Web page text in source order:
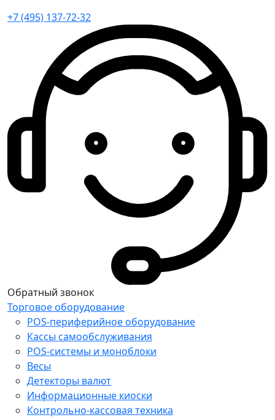
+7 (495) 137-72-32
Обратный звонок
Торговое оборудование
POS-периферийное оборудование
Кассы самообслуживания
POS-системы и моноблоки
Весы
Детекторы валют
Информационные киоски
Контрольно-кассовая техника